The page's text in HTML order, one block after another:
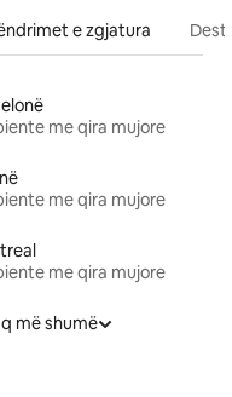
e zgjatura
me qira mujore
me qira mujore
me qira mujore
më shumë